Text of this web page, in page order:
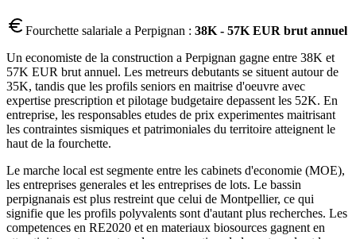
Fourchette salariale a Perpignan : 38K - 57K EUR brut annuel
Un economiste de la construction a Perpignan gagne entre 38K et
57K EUR brut annuel. Les metreurs debutants se situent autour de
35K, tandis que les profils seniors en maitrise d'oeuvre avec
expertise prescription et pilotage budgetaire depassent les 52K. En
entreprise, les responsables etudes de prix experimentes maitrisant
les contraintes sismiques et patrimoniales du territoire atteignent le
haut de la fourchette.
Le marche local est segmente entre les cabinets d'economie (MOE),
les entreprises generales et les entreprises de lots. Le bassin
perpignanais est plus restreint que celui de Montpellier, ce qui
signifie que les profils polyvalents sont d'autant plus recherches. Les
competences en RE2020 et en materiaux biosources gagnent en